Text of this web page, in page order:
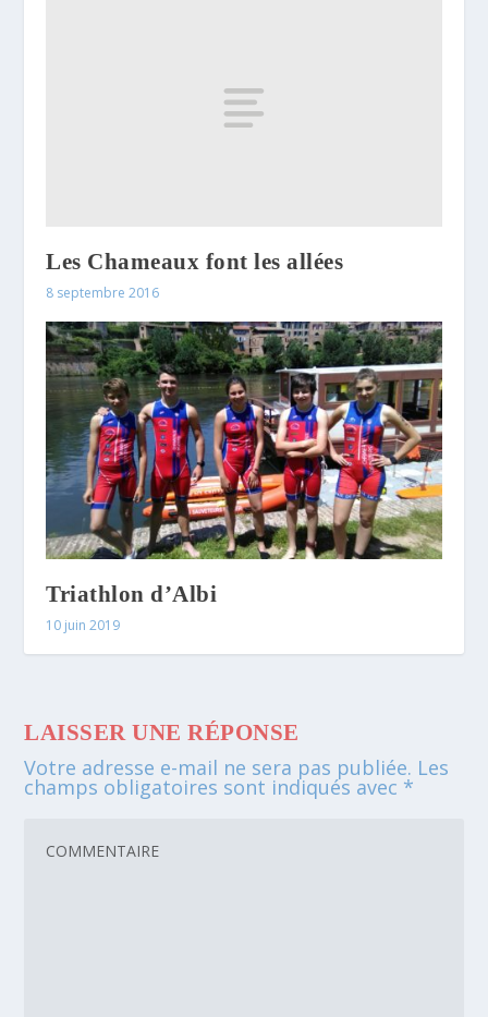
Les Chameaux font les allées
8 septembre 2016
Triathlon d’Albi
10 juin 2019
LAISSER UNE RÉPONSE
Votre adresse e-mail ne sera pas publiée. Les
champs obligatoires sont indiqués avec *